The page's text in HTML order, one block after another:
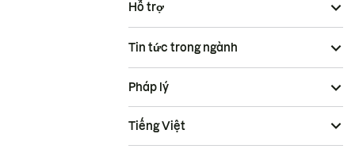
Hỗ trợ
Tin tức trong ngành
Pháp lý
Tiếng Việt